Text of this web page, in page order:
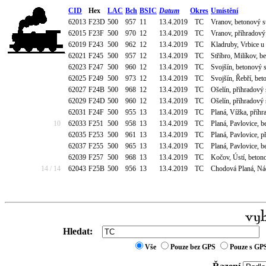
CID Hex LAC Bch BSIC Datum Okres Umístění
62013 F23D 500 957 11 13.4.2019 TC
Vranov, betonový
62015 F23F 500 970 12 13.4.2019 TC
Vranov,
62019 F243 500 962 12 13.4.2019 TC
Kladruby, Vrbice u
62021 F245 500 957 12 13.4.2019 TC
Stříbro, Milíkov,
62023 F247 500 960 12 13.4.2019 TC
Svojšín, betonový
62025 F249 500 973 12 13.4.2019 TC
Svojšín, Řebří,
62027 F24B 500 968 12 13.4.2019 TC
Ošelín, příhradový
62029 F24D 500 960 12 13.4.2019 TC
Ošelín, příhradový
62031 F24F 500 955 13 13.4.2019 TC
Planá, Vížka,
10
62033 F251 500 958 13 13.4.2019 TC
Planá, Pavlovice,
62035 F253 500 961 13 13.4.2019 TC
Planá, Pavlovice,
62037 F255 500 965 13 13.4.2019 TC
Planá, Pavlovice,
62039 F257 500 968 13 13.4.2019 TC
Kočov, Ústí,
14 / 14
62043 F25B 500 956 13 13.4.2019 TC Chodová Planá,
Hledat:
Vše Pouze bez GPS Pouze s